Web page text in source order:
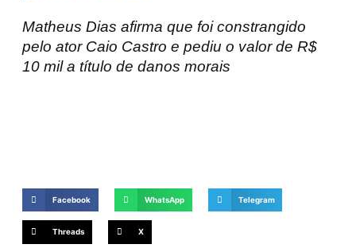
Matheus Dias afirma que foi constrangido
pelo ator Caio Castro e pediu o valor de R$
10 mil a título de danos morais
Facebook WhatsApp Telegram
Threads X